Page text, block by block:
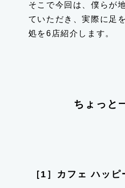
そこで今回は、僕らが
ていただき、実際に足
処を6店紹介します。
ちょっと
［1］カフェ ハッ